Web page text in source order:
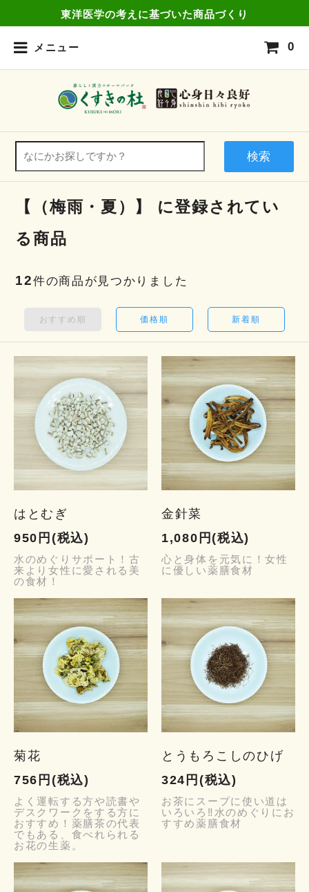
東洋医学の考えに基づいた商品づくり
メニュー 0
検索
【（梅雨・夏）】 に登録されてい
る商品
12件の商品が見つかりました
おすすめ順 価格順 新着順
はとむぎ
950円(税込)
水のめぐりサポート！古
来より女性に愛される美
の食材！
金針菜
1,080円(税込)
心と身体を元気に！女性
に優しい薬膳食材
菊花
756円(税込)
よく運転する方や読書や
デスクワークをする方に
おすすめ！薬膳茶の代表
でもある、食べれられる
お花の生薬。
とうもろこしのひげ
324円(税込)
お茶にスープに使い道は
いろいろ‼水のめぐりにお
すすめ薬膳食材